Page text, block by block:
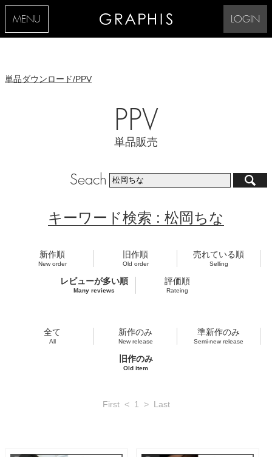
MENU LOGIN
単品ダウンロード/PPV
PPV
単品販売
Seach
キーワード検索 : 松岡ちな
新作順
New order
旧作順
Old order
売れている順
Selling
レビューが多い順
Many reviews
評価順
Rateing
全て
All
新作のみ
New release
準新作のみ
Semi-new release
旧作のみ
Old item
First < 1 > Last